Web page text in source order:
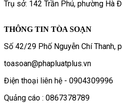
Trụ sở: 142 Trần Phú, phường Hà
THÔNG TIN TÒA SOẠN
Số 42/29 Phố Nguyễn Chí Thanh,
toasoan@phapluatplus.vn
Điện thoại liên hệ - 0904309996
Quảng cáo : 0867378789